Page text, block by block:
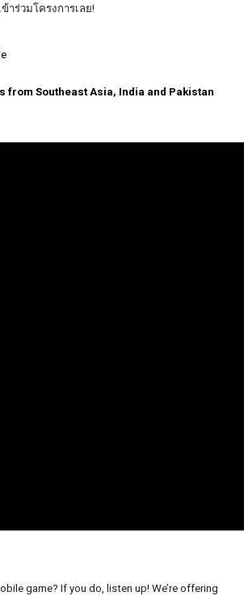
ข้าร่วมโครงการเลย!
Southeast Asia, India and Pakistan
game? If you do, listen up! We’re offering